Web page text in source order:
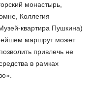
монастырь,
Коллегия
квартира Пушкина)
маршрут может
привлечь не
в рамках